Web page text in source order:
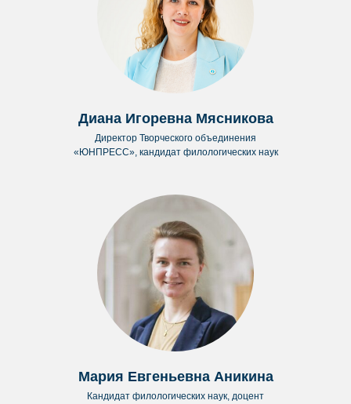
Диана Игоревна Мясникова
Директор Творческого объединения
«ЮНПРЕСС», кандидат филологических наук
Мария Евгеньевна Аникина
Кандидат филологических наук, доцент